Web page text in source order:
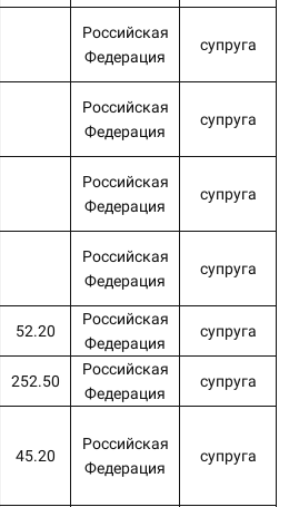
Российская
Федерация
супруга
Российская
Федерация
супруга
Российская
Федерация
супруга
Российская
Федерация
супруга
52.20
Российская
Федерация
супруга
252.50
Российская
Федерация
супруга
45.20
Российская
Федерация
супруга